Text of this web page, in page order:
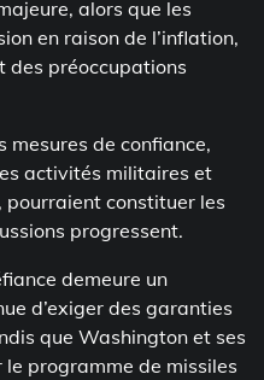
alors que les
en raison de l’inflation,
des préoccupations
mesures de confiance,
activités militaires et
pourraient constituer les
progressent.
demeure un
d’exiger des garanties
que Washington et ses
programme de missiles